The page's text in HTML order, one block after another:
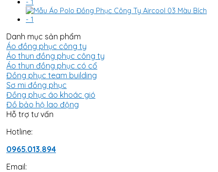
Danh mục sản phẩm
Áo đồng phục công ty
Áo thun đồng phục công ty
Áo thun đồng phục có cổ
Đồng phục team building
Sơ mi đồng phục
Đồng phục áo khoác gió
Đồ bảo hộ lao động
Hỗ trợ tư vấn
Hotline:
0965.013.894
Email: